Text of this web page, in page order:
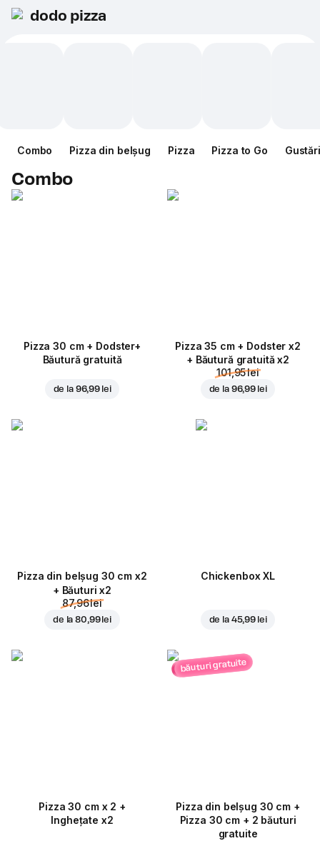
dodo pizza
Combo Pizza din belșug Pizza Pizza to Go Gustări
Combo
Pizza 30 cm + Dodster+
Băutură gratuită
de la 96,99 lei
Pizza 35 cm + Dodster x2
+ Băutură gratuită x2
101,95 lei
de la 96,99 lei
Pizza din belșug 30 cm x2
+ Băuturi x2
87,96 lei
de la80,99 lei
Chickenbox XL
de la 45,99 lei
Pizza 30 cm x 2 +
Inghețate x2
băuturi gratuite
Pizza din belșug 30 cm +
Pizza 30 cm + 2 băuturi
gratuite